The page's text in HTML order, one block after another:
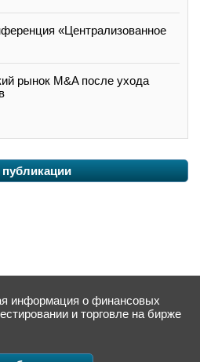
«Централизованное
рынок M&A после ухода
публикации
информация о финансовых
и торговле на бирже